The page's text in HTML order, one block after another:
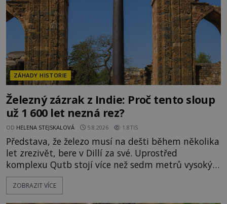
jen předmětem úcty
ZÁHADY HISTORIE
Železný zázrak z Indie: Proč tento sloup
už 1 600 let nezná rez?
OD HELENA STEJSKALOVÁ 5.8.2026 1.8TIS
Představa, že železo musí na dešti během několika
let zrezivět, bere v Dillí za své. Uprostřed
komplexu Qutb stojí více než sedm metrů vysoký
železný sloup, který už přibližně 1 600 let odolává
počasí s jen nepatrnými stopami koroze. Jeho
ZOBRAZIT VÍCE